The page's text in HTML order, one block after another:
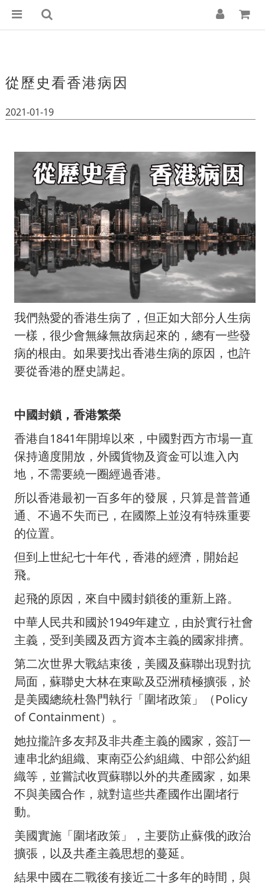
從歷史看香港病因
2021-01-19
我們熱愛的香港生病了，但正如大部分人生病
一樣，很少會無緣無故病起來的，總有一些發
病的根由。如果要找出香港生病的原因，也許
要從香港的歷史講起。
中國封鎖，香港繁榮
香港自1841年開埠以來，中國對西方市場一直
保持適度開放，外國貨物及資金可以進入內
地，不需要繞一圈經過香港。
所以香港最初一百多年的發展，只算是普普通
通、不過不失而已，在國際上並沒有特殊重要
的位置。
但到上世紀七十年代，香港的經濟，開始起
飛。
起飛的原因，來自中國封鎖後的重新上路。
中華人民共和國於1949年建立，由於實行社會
主義，受到美國及西方資本主義的國家排擠。
第二次世界大戰結束後，美國及蘇聯出現對抗
局面，蘇聯史大林在東歐及亞洲積極擴張，於
是美國總統杜魯門執行「圍堵政策」（Policy
of Containment）。
她拉攏許多友邦及非共產主義的國家，簽訂一
連串北約組織、東南亞公約組織、中部公約組
織等，並嘗試收買蘇聯以外的共產國家，如果
不與美國合作，就對這些共產國作出圍堵行
動。
美國實施「圍堵政策」，主要防止蘇俄的政治
擴張，以及共產主義思想的蔓延。
結果中國在二戰後有接近二十多年的時間，與